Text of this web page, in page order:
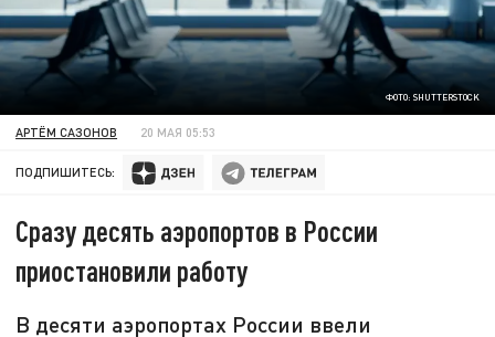
ФОТО: SHUTTERSTOCK
АРТЁМ САЗОНОВ 20 МАЯ 05:53
ПОДПИШИТЕСЬ:
Сразу десять аэропортов в России
приостановили работу
В десяти аэропортах России ввели